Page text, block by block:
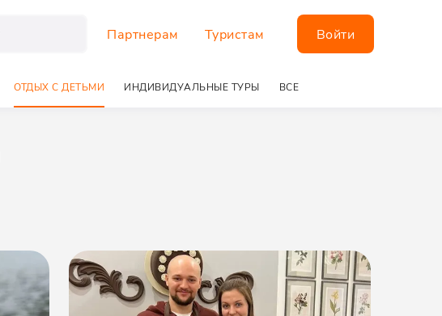
Партнерам Туристам Войти
ОТДЫХ С ДЕТЬМИ ИНДИВИДУАЛЬНЫЕ ТУРЫ ВСЕ